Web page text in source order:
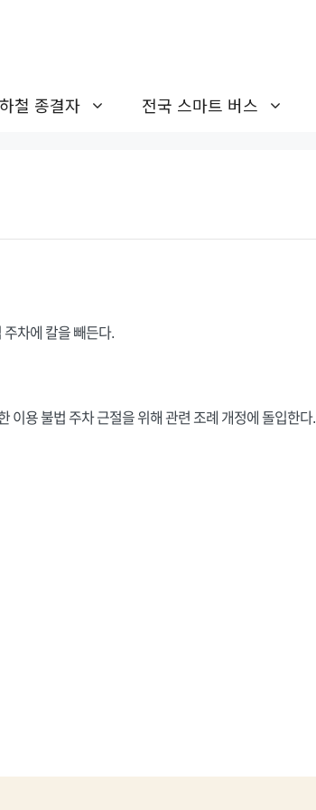
철 종결자 전국 스마트 버스
차에 칼을 빼든다.
이용 불법 주차 근절을 위해 관련 조례 개정에 돌입한다.